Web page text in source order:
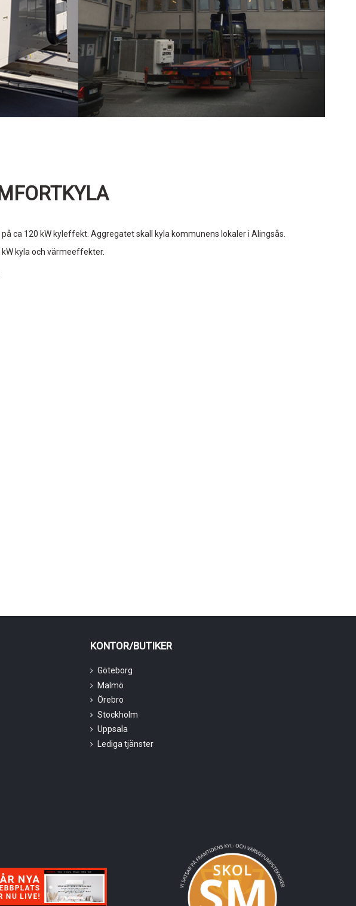
ca 120 kW kyleffekt. Aggregatet skall kyla kommunens lokaler i Alingsås.
kyla och värmeeffekter.
KONTOR/BUTIKER
Göteborg
Malmö
Örebro
Stockholm
Uppsala
Lediga tjänster